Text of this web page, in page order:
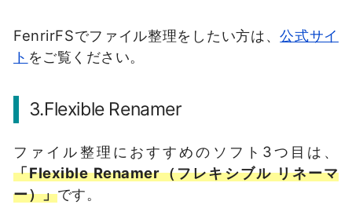
FenrirFSでファイル整理をしたい方は、公式サイ
ト をご覧ください。
3.Flexible Renamer
ファイル整理におすすめのソフト3つ目は、
「Flexible Renamer（フレキシブル リネーマ
ー）」です。